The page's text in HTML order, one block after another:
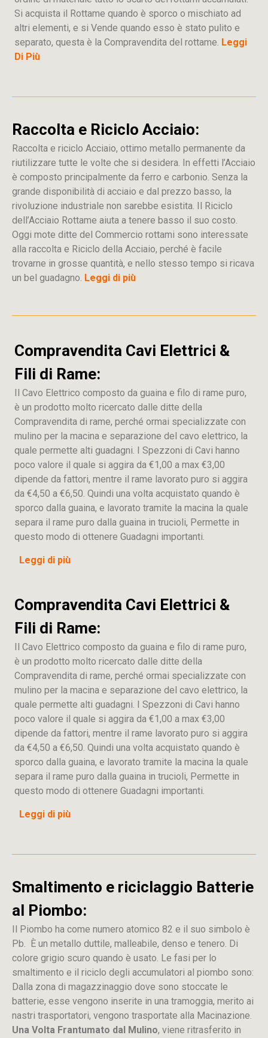
Si acquista il Rottame quando è sporco o mischiato ad
altri elementi, e si Vende quando esso è stato pulito e
separato, questa è la Compravendita del rottame. Leggi
Di Più
Raccolta e Riciclo Acciaio:
Raccolta e riciclo Acciaio, ottimo metallo permanente da
riutilizzare tutte le volte che si desidera. In effetti l’Acciaio
è composto principalmente da ferro e carbonio. Senza la
grande disponibilità di acciaio e dal prezzo basso, la
rivoluzione industriale non sarebbe esistita. Il Riciclo
dell’Acciaio Rottame aiuta a tenere basso il suo costo.
Oggi mote ditte del Commercio rottami sono interessate
alla raccolta e Riciclo della Acciaio, perché è facile
trovarne in grosse quantità, e nello stesso tempo si ricava
un bel guadagno. Leggi di più
Compravendita Cavi Elettrici &
Fili di Rame:
Il Cavo Elettrico composto da guaina e filo di rame puro,
è un prodotto molto ricercato dalle ditte della
Compravendita di rame, perché ormai specializzate con
mulino per la macina e separazione del cavo elettrico, la
quale permette alti guadagni. I Spezzoni di Cavi hanno
poco valore il quale si aggira da €1,00 a max €3,00
dipende da fattori, mentre il rame lavorato puro si aggira
da €4,50 a €6,50. Quindi una volta acquistato quando è
sporco dalla guaina, e lavorato tramite la macina la quale
separa il rame puro dalla guaina in trucioli, Permette in
questo modo di ottenere Guadagni importanti.
Leggi di più
Compravendita Cavi Elettrici &
Fili di Rame:
Il Cavo Elettrico composto da guaina e filo di rame puro,
è un prodotto molto ricercato dalle ditte della
Compravendita di rame, perché ormai specializzate con
mulino per la macina e separazione del cavo elettrico, la
quale permette alti guadagni. I Spezzoni di Cavi hanno
poco valore il quale si aggira da €1,00 a max €3,00
dipende da fattori, mentre il rame lavorato puro si aggira
da €4,50 a €6,50. Quindi una volta acquistato quando è
sporco dalla guaina, e lavorato tramite la macina la quale
separa il rame puro dalla guaina in trucioli, Permette in
questo modo di ottenere Guadagni importanti.
Leggi di più
Smaltimento e riciclaggio Batterie
al Piombo:
Il Piombo ha come numero atomico 82 e il suo simbolo è
Pb. È un metallo duttile, malleabile, denso e tenero. Di
colore grigio scuro quando è usato. Le fasi per lo
smaltimento e il riciclo degli accumulatori al piombo sono:
Dalla zona di magazzinaggio dove sono stoccate le
batterie, esse vengono inserite in una tramoggia, merito ai
nastri trasportatori, vengono trasportate alla Macinazione.
Una Volta Frantumato dal Mulino, viene ritrasferito in